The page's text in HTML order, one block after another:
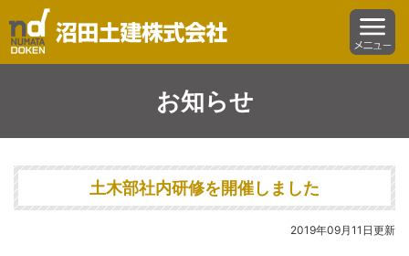
沼田土建株式会社 menu
お知らせ
土木部社内研修を開催しました
2019年09月11日更新